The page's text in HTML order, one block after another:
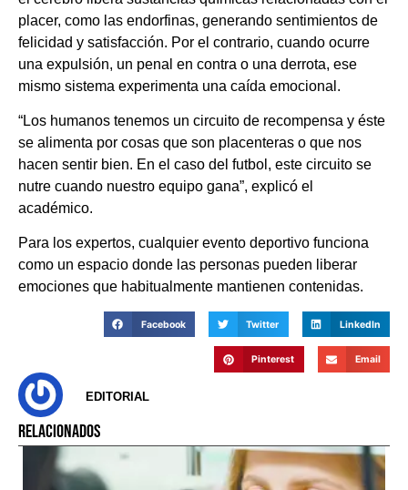
placer, como las endorfinas, generando sentimientos de
felicidad y satisfacción. Por el contrario, cuando ocurre
una expulsión, un penal en contra o una derrota, ese
mismo sistema experimenta una caída emocional.
“Los humanos tenemos un circuito de recompensa y éste
se alimenta por cosas que son placenteras o que nos
hacen sentir bien. En el caso del futbol, este circuito se
nutre cuando nuestro equipo gana”, explicó el
académico.
Para los expertos, cualquier evento deportivo funciona
como un espacio donde las personas pueden liberar
emociones que habitualmente mantienen contenidas.
Facebook Twitter LinkedIn
Pinterest Email
EDITORIAL
RELACIONADOS